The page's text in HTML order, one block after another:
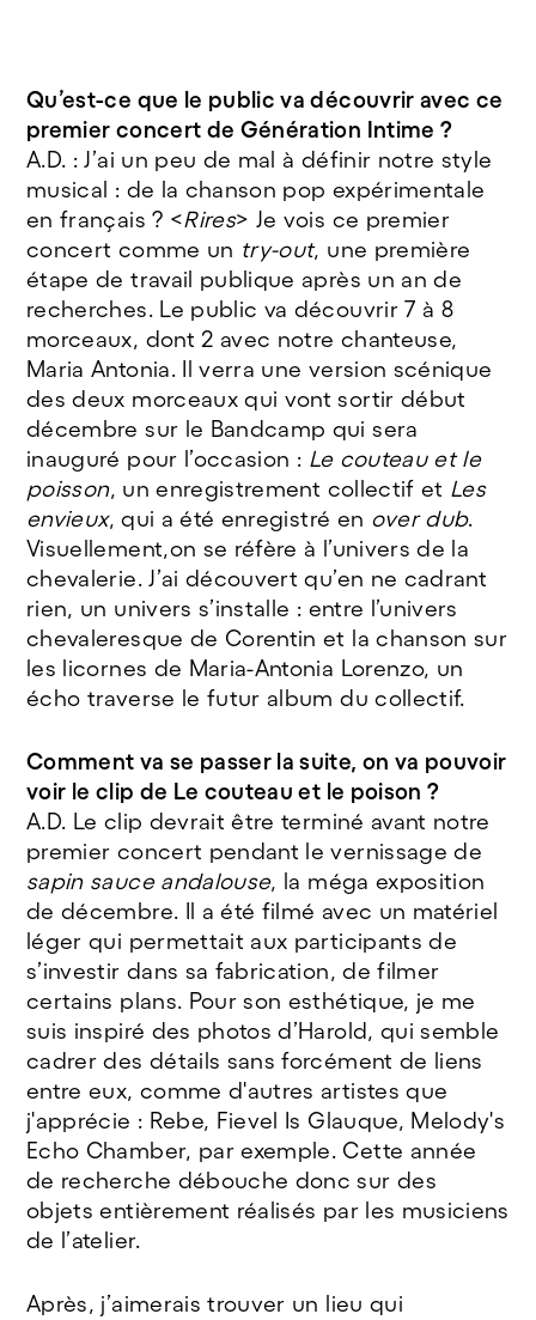
Qu’est-ce que le public va découvrir avec ce
premier concert de Génération Intime ?
A.D. : J’ai un peu de mal à définir notre style
musical : de la chanson pop expérimentale
en français ? <Rires> Je vois ce premier
concert comme un try-out, une première
étape de travail publique après un an de
recherches. Le public va découvrir 7 à 8
morceaux, dont 2 avec notre chanteuse,
Maria Antonia. Il verra une version scénique
des deux morceaux qui vont sortir début
décembre sur le Bandcamp qui sera
inauguré pour l’occasion : Le couteau et le
poisson, un enregistrement collectif et Les
envieux, qui a été enregistré en over dub.
Visuellement,on se réfère à l’univers de la
chevalerie. J’ai découvert qu’en ne cadrant
rien, un univers s’installe : entre l’univers
chevaleresque de Corentin et la chanson sur
les licornes de Maria-Antonia Lorenzo, un
écho traverse le futur album du collectif.
Comment va se passer la suite, on va pouvoir
voir le clip de Le couteau et le poison ?
A.D. Le clip devrait être terminé avant notre
premier concert pendant le vernissage de
sapin sauce andalouse, la méga exposition
de décembre. Il a été filmé avec un matériel
léger qui permettait aux participants de
s’investir dans sa fabrication, de filmer
certains plans. Pour son esthétique, je me
suis inspiré des photos d’Harold, qui semble
cadrer des détails sans forcément de liens
entre eux, comme d'autres artistes que
j'apprécie : Rebe, Fievel Is Glauque, Melody's
Echo Chamber, par exemple. Cette année
de recherche débouche donc sur des
objets entièrement réalisés par les musiciens
de l’atelier.
Après, j’aimerais trouver un lieu qui